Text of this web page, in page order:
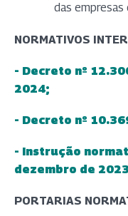
das
NORMATIVOS
- Decreto nº
2024;
(abre em nova aba)
- Decreto nº
(abre em nova
- Instrução
dezembro de 2023
(abre em nova aba)
PORTARIAS